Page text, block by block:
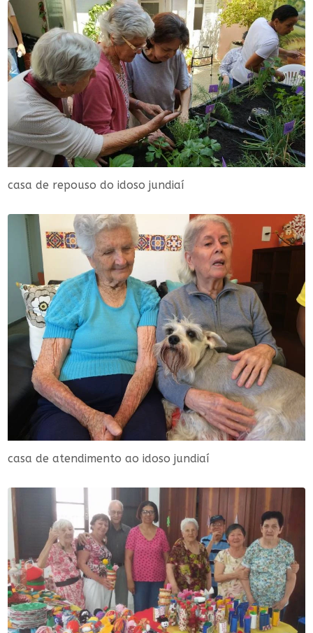
casa de repouso do idoso jundiaí
casa de atendimento ao idoso jundiaí